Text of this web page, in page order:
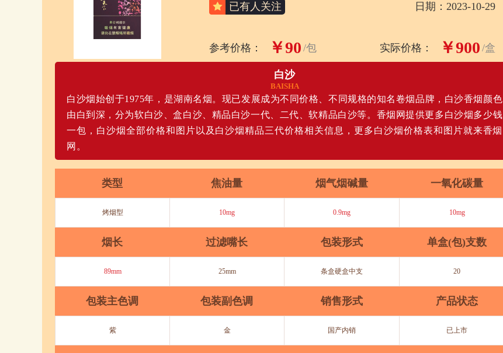
已有人关注 日期：2023-10-29
参考价格： ￥90 /包 实际价格： ￥900 /盒
白沙
BAISHA
白沙烟始创于1975年，是湖南名烟。现已发展成为不同价格、不同规格的知名卷烟品牌，白沙香烟颜色
由白到深，分为软白沙、盒白沙、精品白沙一代、二代、软精品白沙等。香烟网提供更多白沙烟多少钱
一包，白沙烟全部价格和图片以及白沙烟精品三代价格相关信息，更多白沙烟价格表和图片就来香烟
网。
类型 焦油量 烟气烟碱量 一氧化碳量
烤烟型 10mg 0.9mg 10mg
烟长 过滤嘴长 包装形式 单盒(包)支数
89mm 25mm 条盒硬盒中支 20
包装主色调 包装副色调 销售形式 产品状态
紫 金 国产内销 已上市